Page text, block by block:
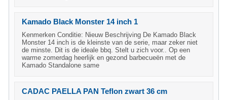
Kamado Black Monster 14 inch 1
Kenmerken Conditie: Nieuw Beschrijving De Kamado Black
Monster 14 inch is de kleinste van de serie, maar zeker niet
de minste. Dit is de ideale bbq. Stelt u zich voor.. Op een
warme zomerdag heerlijk en gezond barbecueën met de
Kamado Standalone same
CADAC PAELLA PAN Teflon zwart 36 cm